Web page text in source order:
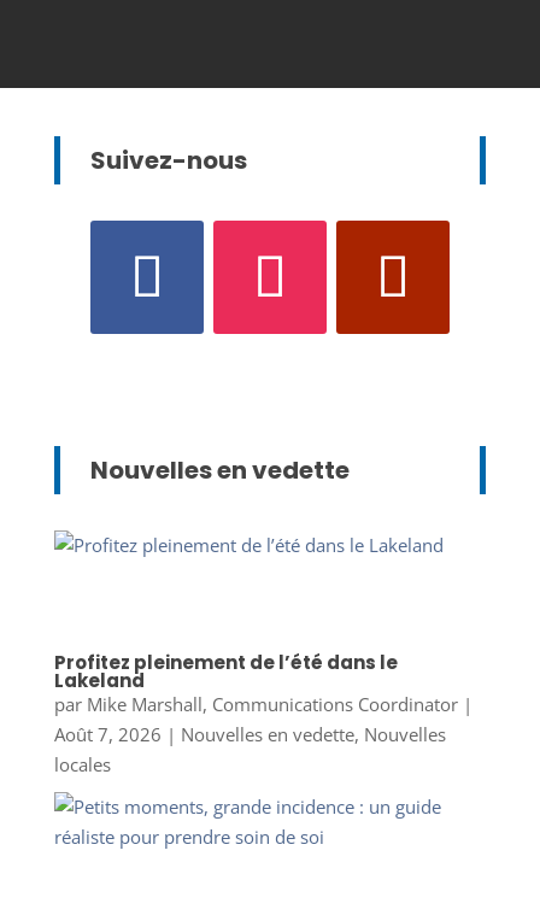
Suivez-nous
Nouvelles en vedette
Profitez pleinement de l’été dans le
Lakeland
par Mike Marshall, Communications Coordinator|
Août 7, 2026 | Nouvelles en vedette, Nouvelles
locales